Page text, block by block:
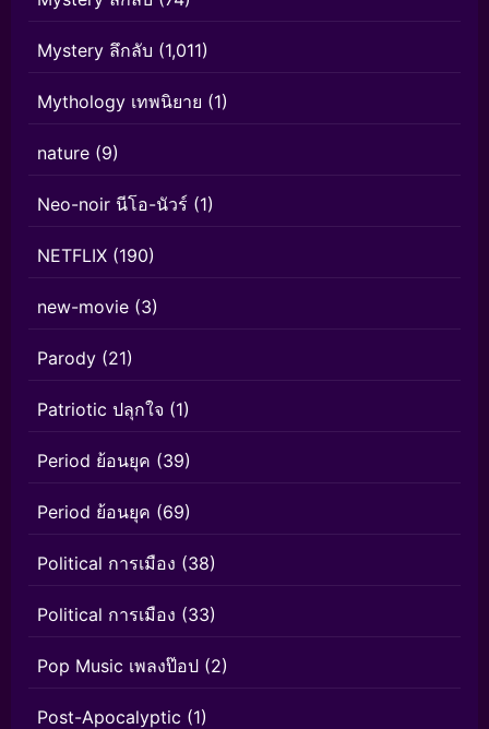
Mystery ลึกลับ (1,011)
Mythology เทพนิยาย (1)
nature (9)
Neo-noir นีโอ-นัวร์ (1)
NETFLIX (190)
new-movie (3)
Parody (21)
Patriotic ปลุกใจ (1)
Period ย้อนยุค (39)
Period ย้อนยุค (69)
Political การเมือง (38)
Political การเมือง (33)
Pop Music เพลงป๊อป (2)
Post-Apocalyptic (1)